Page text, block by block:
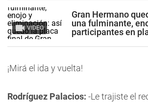
VIDEO
Gran Hermano
una fulminante,
participantes en
¡Mirá el ida y vuelta!
Rodríguez Palacios: -Le trajiste el